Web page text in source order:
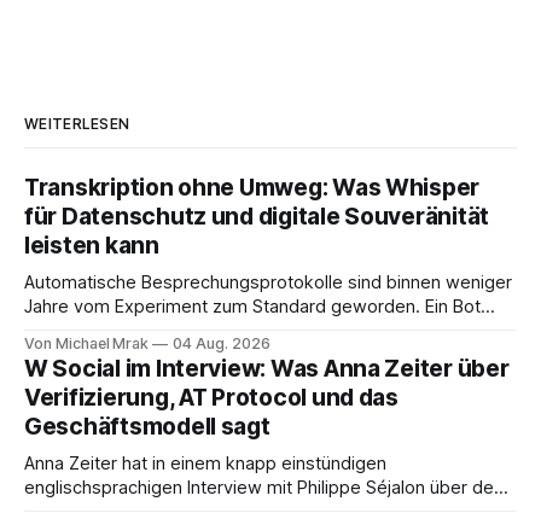
WEITERLESEN
Transkription ohne Umweg: Was Whisper
für Datenschutz und digitale Souveränität
leisten kann
Automatische Besprechungsprotokolle sind binnen weniger
Jahre vom Experiment zum Standard geworden. Ein Bot
Ende eine Zusammenfassung samt Aufgabenliste. Das
funktioniert gut. Die Frage, die regelmäßig untergeht, lautet:
Wo genau liegt das Audio, wer verarbeitet es und unter
welcher Rechtsgrundlage? Es gibt
Von Michael Mrak 04 Aug. 2026
W Social im Interview: Was Anna Zeiter über
Verifizierung, AT Protocol und das
Geschäftsmodell sagt
Anna Zeiter hat in einem knapp einstündigen
englischsprachigen Interview mit Philippe Séjalon über den